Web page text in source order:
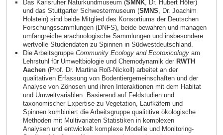
Das Karlsruher Naturkundmuseum (SMNK, Dr. Hubert Höfer)
und das Stuttgarter Schwestermuseum (SMNS, Dr. Joachim
Holstein) sind beide Mitglied des Konsortiums der Deutschen
Forschungssammlungen (DNFS), beide bewahren und managen
umfangreiche arachnologische Sammlungen und insbesondere
wertvolle Studiendaten zu Spinnen in Südwestdeutschland.
Die Arbeitsgruppe Community Ecology and Ecotoxicologyam
Lehrstuhl für Umweltbiologie und Chemodynamik der RWTH
Aachen(Prof. Dr. Martina Roß-Nickoll) arbeitet an der
qualitativen Erfassung von Bodentiergemeinschaften und der
Analyse von Zönosen und ihren Interaktionen mit dem Habitat
und Umweltvariablen. Basierend auf Feldstudien und
taxonomischer Expertise zu Vegetation, Laufkäfern und
Spinnen kombiniert die Arbeitsgruppe qualititive ökologische
Methoden mit Multivariaten Statistiken in komplexen
Analysen und entwickelt komplexe Modelle und Monitoring-